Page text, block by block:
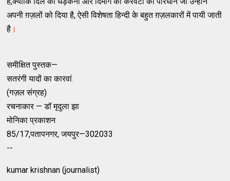
अपनी ग़ज़लों को दिया है, ऐसी विशेषता हिन्दी के बहुत ग़ज़लकारों में पायी जाती
है ।
समीक्षित पुस्तक—
सतरंगी यादों का कारवां.
(गज़ल संग्रह)
रचनाकार — डॉ मृदुला झा
मोनिका प्रकाशन
85/17,पतापनगर, जयपुर—302033
--
kumar krishnan (journalist)